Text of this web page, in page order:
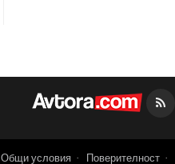
Общи условия Поверителност